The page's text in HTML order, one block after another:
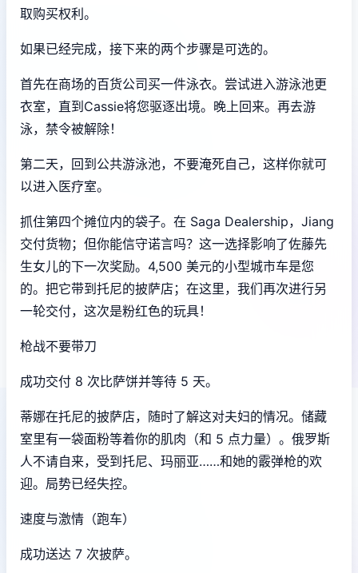
取购买权利。
如果已经完成，接下来的两个步骤是可选的。
首先在商场的百货公司买一件泳衣。尝试进入游泳池更
衣室，直到Cassie将您驱逐出境。晚上回来。再去游
泳，禁令被解除！
第二天，回到公共游泳池，不要淹死自己，这样你就可
以进入医疗室。
抓住第四个摊位内的袋子。在 Saga Dealership，Jiang
交付货物；但你能信守诺言吗？这一选择影响了佐藤先
生女儿的下一次奖励。4,500 美元的小型城市车是您
的。把它带到托尼的披萨店；在这里，我们再次进行另
一轮交付，这次是粉红色的玩具！
枪战不要带刀
成功交付 8 次比萨饼并等待 5 天。
蒂娜在托尼的披萨店，随时了解这对夫妇的情况。储藏
室里有一袋面粉等着你的肌肉（和 5 点力量）。俄罗斯
人不请自来，受到托尼、玛丽亚……和她的霰弹枪的欢
迎。局势已经失控。
速度与激情（跑车）
成功送达 7 次披萨。